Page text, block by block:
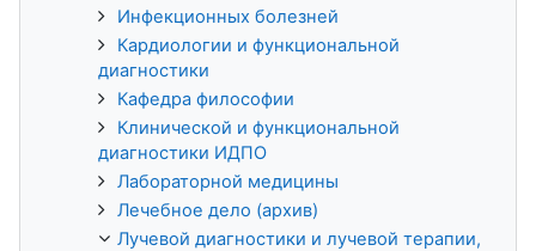
Инфекционных болезней
Кардиологии и функциональной
диагностики
Кафедра философии
Клинической и функциональной
диагностики ИДПО
Лабораторной медицины
Лечебное дело (архив)
Лучевой диагностики и лучевой терапии,